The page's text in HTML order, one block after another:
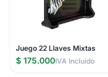
Juego 22 Llaves Mixtas
$ 175.000IVA Incluido